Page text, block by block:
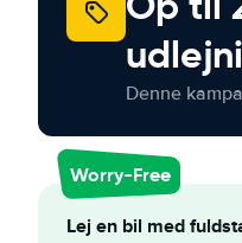
Denne
Worry-Free
Lej en bil med